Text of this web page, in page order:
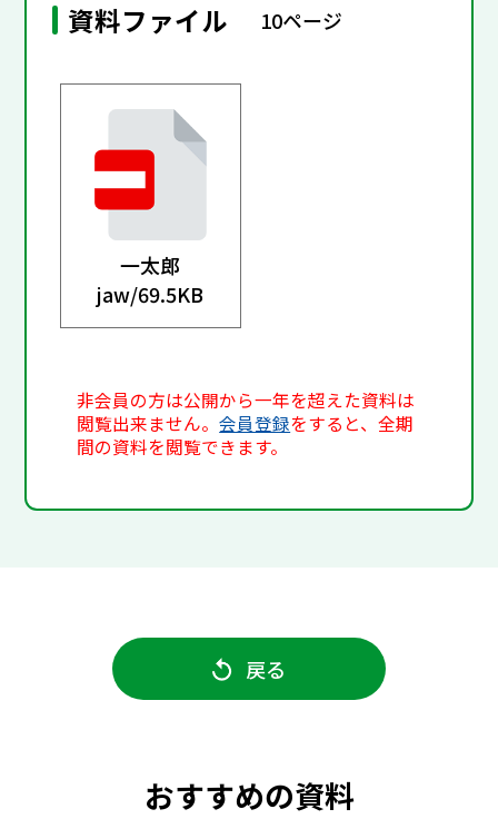
資料ファイル 10ページ
一太郎
jaw/69.5KB
非会員の方は公開から一年を超えた資料は
閲覧出来ません。会員登録をすると、全期
間の資料を閲覧できます。
戻る
おすすめの資料